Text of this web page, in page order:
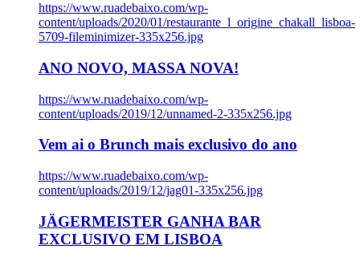
https://www.ruadebaixo.com/wp-
content/uploads/2020/01/restaurante_l_origine_chakall_lisboa-
5709-fileminimizer-335x256.jpg
ANO NOVO, MASSA NOVA!
https://www.ruadebaixo.com/wp-
content/uploads/2019/12/unnamed-2-335x256.jpg
Vem ai o Brunch mais exclusivo do ano
https://www.ruadebaixo.com/wp-
content/uploads/2019/12/jag01-335x256.jpg
JÄGERMEISTER GANHA BAR
EXCLUSIVO EM LISBOA